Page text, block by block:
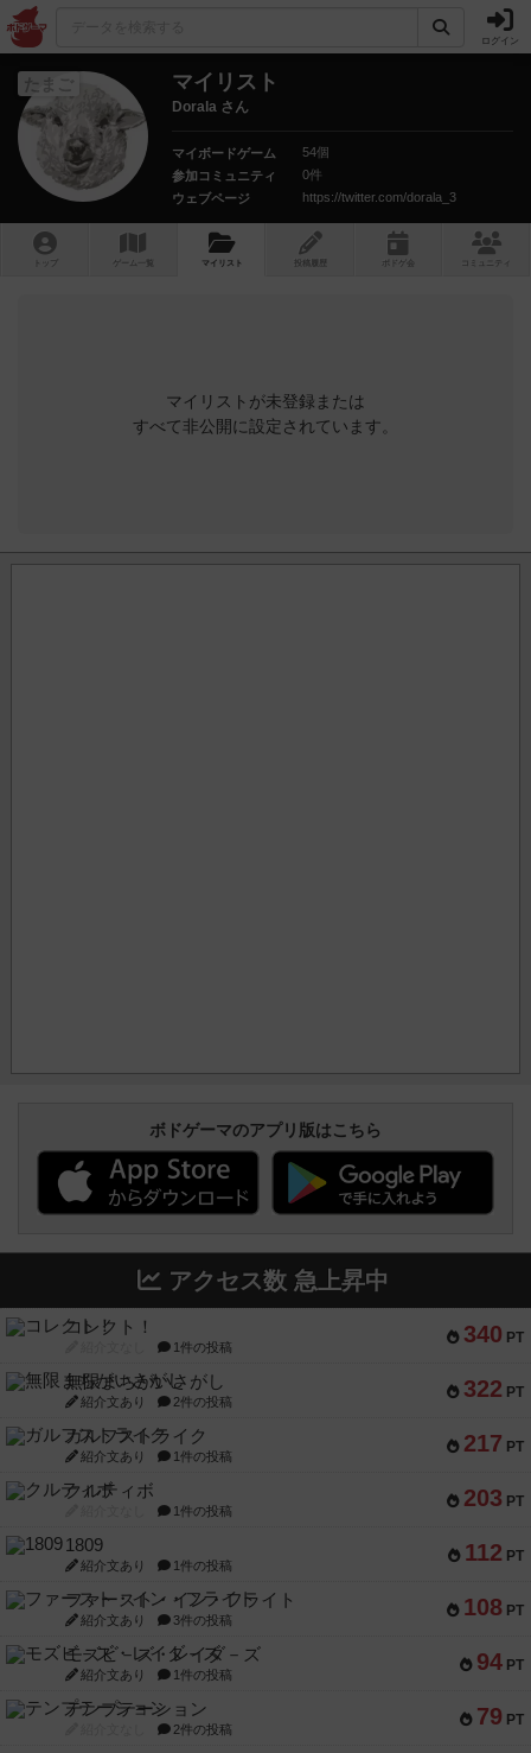
ログイン
たまご マイリスト
Dorala さん
マイボードゲーム
54個
参加コミュニティ
0件
ウェブページ
https://twitter.com/dorala_3
トップ ゲーム一覧 マイリスト 投稿履歴 ボ ドゲ コミュニティ
マイリストが未登録または
すべて非公開に設定されています。
ボドゲーマのアプリ版はこちら
アクセス数 急上昇中
340 PT
コレクト！
1件の投稿
322 PT
無限まちがいさがし
紹介文あり 2件の投稿
217 PT
ガルフストライク
紹介文あり 1件の投稿
203 PT
クルティボ
1件の投稿
112 PT
1809
紹介文あり 1件の投稿
108 PT
ファースト・イン・フライト
紹介文あり 3件の投稿
94 PT
モズビ－ズ・レイダ－ズ
紹介文あり 1件の投稿
79 PT
テンプテーション
2件の投稿